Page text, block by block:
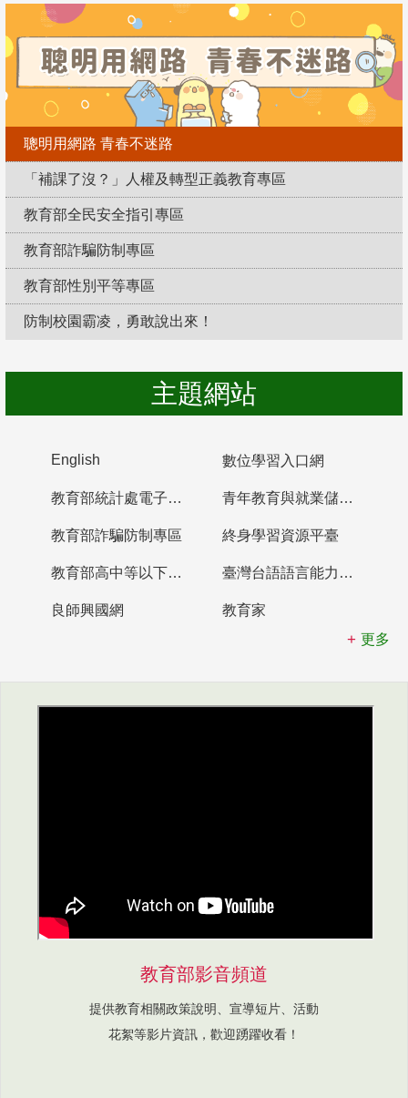
聰明用網路 青春不迷路
「補課了沒？」人權及轉型正義教育專區
教育部全民安全指引專區
教育部詐騙防制專區
教育部性別平等專區
防制校園霸凌，勇敢說出來！
主題網站
English 數位學習入口網
教育部統計處電子書櫃 青年教育與就業儲蓄帳戶
教育部詐騙防制專區 終身學習資源平臺
教育部高中等以下學校及幼兒園教師資格檢定考試 臺灣台語語言能力認證網站
良師興國網
教育家
更多
教育部影音頻道
提供教育相關政策說明、宣導短片、活動
花絮等影片資訊，歡迎踴躍收看！